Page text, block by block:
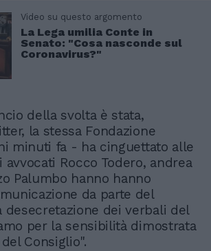
Video su questo argomento
La Lega umilia Conte in
Senato: "Cosa nasconde sul
Coronavirus?"
della svolta è stata,
la stessa Fondazione
minuti fa - ha cinguettato alle
avvocati Rocco Todero, andrea
Palumbo hanno hanno
da parte del
desecretazione dei verbali del
per la sensibilità dimostrata
Consiglio".